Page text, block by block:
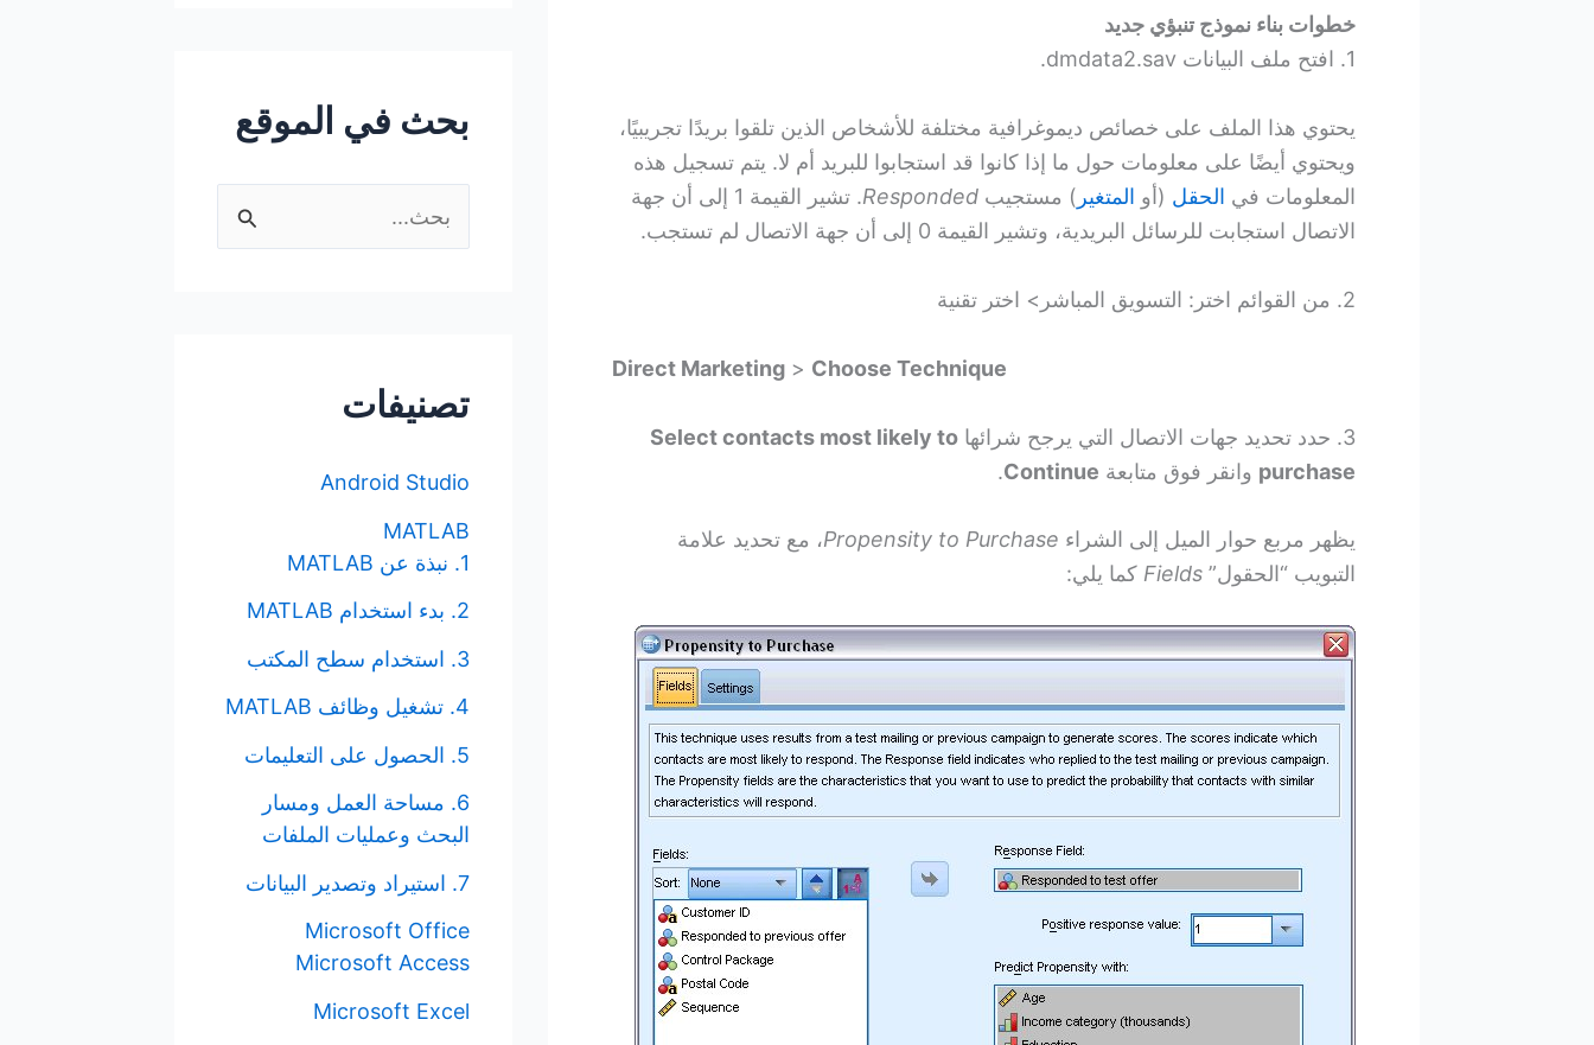
خطوات بناء نموذج تنبؤي جديد
1. افتح ملف البيانات dmdata2.sav.
يحتوي هذا الملف على خصائص ديموغرافية مختلفة للأشخاص الذين تلقوا بريدًا تجريبيًا،
ويحتوي أيضًا على معلومات حول ما إذا كانوا قد استجابوا للبريد أم لا. يتم تسجيل هذه
المعلومات في الحقل (أو المتغير ) مستجيب Responded
. تشير القيمة 1 إلى أن جهة
الاتصال استجابت للرسائل البريدية، وتشير القيمة 0 إلى أن جهة الاتصال لم تستجب.
2. من القوائم اختر: التسويق المباشر> اختر تقنية
Direct Marketing > Choose Technique
3. حدد تحديد جهات الاتصال التي يرجح شرائها
Select contacts most likely to
purchase وانقر فوق متابعة Continue
.
يظهر مربع حوار الميل إلى الشراء Propensity to Purchase، مع تحديد علامة
التبويب “الحقول” Fields كما يلي:
بحث في الموقع
ل
ع
تصنيفات
Android Studio
MATLAB
1. نبذة عن MATLAB
2. بدء استخدام MATLAB
3. استخدام سطح المكتب
4. تشغيل وظائف MATLAB
5. الحصول على التعليمات
6. مساحة العمل ومسار
البحث وعمليات الملفات
7. استيراد وتصدير البيانات
Microsoft Office
Microsoft Access
Microsoft Excel